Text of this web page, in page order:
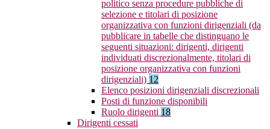
politico senza procedure pubbliche di
selezione e titolari di posizione
organizzativa con funzioni dirigenziali (da
pubblicare in tabelle che distinguano le
seguenti situazioni: dirigenti, dirigenti
individuati discrezionalmente, titolari di
posizione organizzativa con funzioni
dirigenziali) 12
Elenco posizioni dirigenziali discrezionali
Posti di funzione disponibili
Ruolo dirigenti 18
Dirigenti cessati